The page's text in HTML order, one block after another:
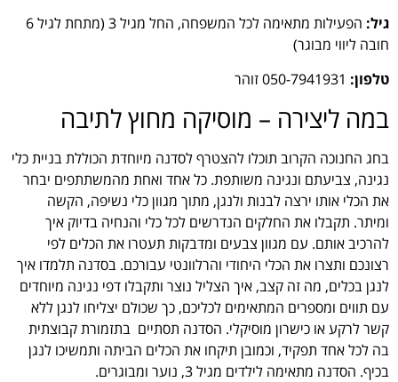
גיל:
הפעילות מתאימה לכל המשפחה, החל מגיל 3 (מתחת לגיל 6
חובה ליווי מבוגר)
טלפון: 050-7941931 זוהר
במה ליצירה – מוסיקה מחוץ לתיבה
בחג החנוכה הקרוב תוכלו להצטרף לסדנה מיוחדת הכוללת בניית כלי
נגינה, צביעתם ונגינה משותפת. כל אחד ואחת מהמשתתפים יבחר
את הכלי אותו ירצה לבנות ולנגן, מתוך מגוון כלי נשיפה, הקשה
ומיתר. תקבלו את החלקים הנדרשים לכל כלי והנחיה בדיוק איך
להרכיב אותם. עם מגוון צבעים ומדבקות תעטרו את הכלים לפי
רצונכם ותצרו את הכלי היחודי והרלוונטי עבורכם. בסדנה תלמדו איך
לנגן בכלים, מה זה קצב, איך הצליל נוצר ותקבלו דפי נגינה מיוחדים
עם תווים ומספרים המתאימים לכליכם, כך שכולם יצליחו לנגן ללא
קשר לרקע או כישרון מוסיקלי. הסדנה תסתיים בתזמורת קבוצתית
בה לכל אחד תפקיד, וכמובן תיקחו את הכלים הביתה ותמשיכו לנגן
בכיף. הסדנה מתאימה לילדים מגיל 3, נוער ומבוגרים.